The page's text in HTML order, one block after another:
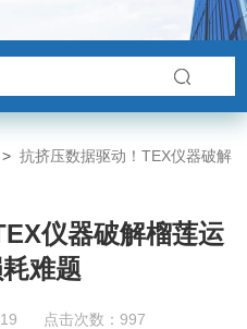
>抗挤压数据驱动！TEX仪器破解
仪器破解榴莲运
难题
19 点击次数：997